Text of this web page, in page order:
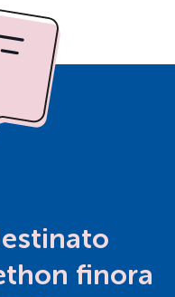
finora